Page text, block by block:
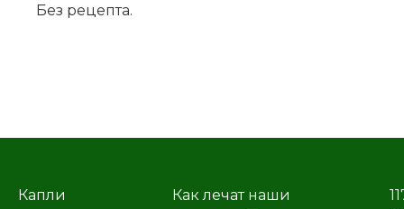
Без ре­цеп­та.
Капли
Как лечат наши